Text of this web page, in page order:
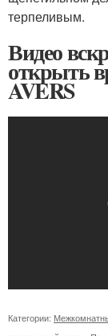
терпеливым.
Видео
открыть
AVERS
Категории: